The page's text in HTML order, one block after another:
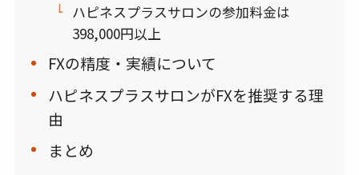
ハピネスプラスサロンの参加料金は
398,000円以上
FXの精度・実績について
ハピネスプラスサロンがFXを推奨する理
由
まとめ